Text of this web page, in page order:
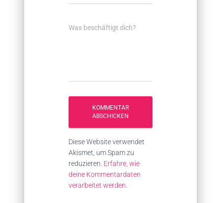
Was beschäftigt dich?
Diese Website verwendet
Akismet, um Spam zu
reduzieren. Erfahre, wie
deine Kommentardaten
verarbeitet werden.